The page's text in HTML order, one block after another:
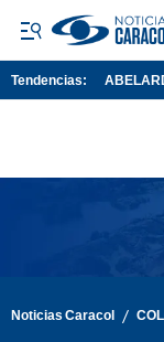
Tendencias:
Noticias Caracol /